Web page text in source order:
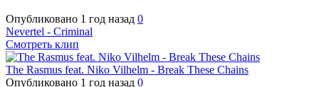
Опубликовано 1 год назад 0
Nevertel - Criminal
Смотреть клип
The Rasmus feat. Niko Vilhelm - Break These Chains
Опубликовано 1 год назад 0